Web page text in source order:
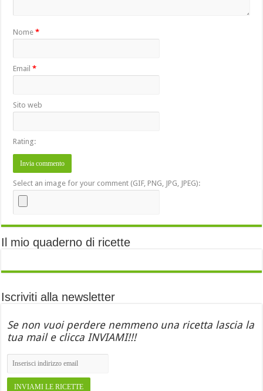
Nome*
Email*
Sito web
Rating:
Select an image for your comment (GIF, PNG, JPG, JPEG):
Il mio quaderno di ricette
Iscriviti alla newsletter
Se non vuoi perdere nemmeno una ricetta lascia la
tua mail e clicca INVIAMI!!!